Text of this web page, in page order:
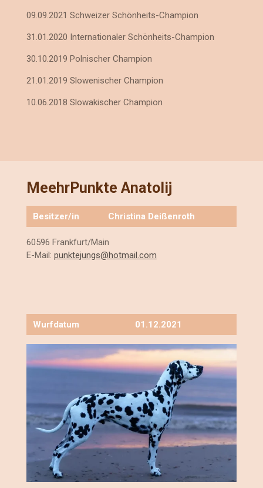
09.09.2021 Schweizer Schönheits-Champion
31.01.2020 Internationaler Schönheits-Champion
30.10.2019 Polnischer Champion
21.01.2019 Slowenischer Champion
10.06.2018 Slowakischer Champion
MeehrPunkte Anatolij
Besitzer/in Christina Deißenroth
60596 Frankfurt/Main
E-Mail: punktejungs@hotmail.com
Wurfdatum 01.12.2021